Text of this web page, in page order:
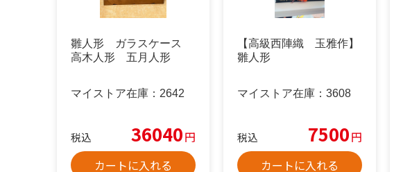
雛人形 ガラスケース
高木人形 五月人形
マイストア在庫： 2642
税込 36040円
カートに入れる
【高級西陣織 玉雅作】
雛人形
マイストア在庫： 3608
税込 7500円
カートに入れる